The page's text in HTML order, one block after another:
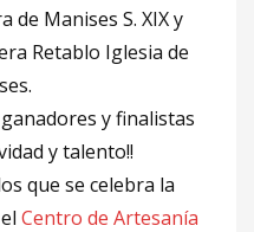
de Manises S. XIX y
Retablo Iglesia de
y finalistas
y talento!!
que se celebra la
Centro de Artesanía